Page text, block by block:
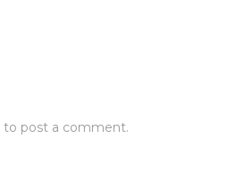
to post a comment.